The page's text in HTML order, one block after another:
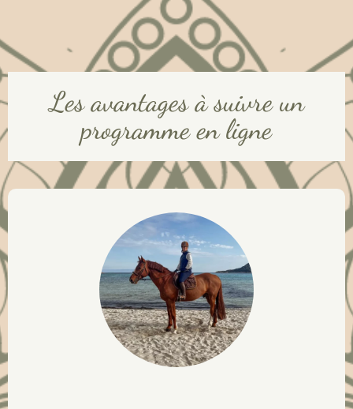
Les avantages à suivre un
programme en ligne